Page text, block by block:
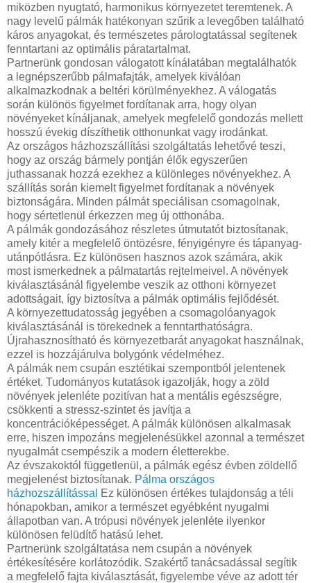
miközben nyugtató, harmonikus környezetet teremtenek. A
nagy levelű pálmák hatékonyan szűrik a levegőben található
káros anyagokat, és természetes párologtatással segítenek
fenntartani az optimális páratartalmat.
Partnerünk gondosan válogatott kínálatában megtalálhatók
a legnépszerűbb pálmafajták, amelyek kiválóan
alkalmazkodnak a beltéri körülményekhez. A válogatás
során különös figyelmet fordítanak arra, hogy olyan
növényeket kínáljanak, amelyek megfelelő gondozás mellett
hosszú évekig díszíthetik otthonunkat vagy irodánkat.
Az országos házhozszállítási szolgáltatás lehetővé teszi,
hogy az ország bármely pontján élők egyszerűen
juthassanak hozzá ezekhez a különleges növényekhez. A
szállítás során kiemelt figyelmet fordítanak a növények
biztonságára. Minden pálmát speciálisan csomagolnak,
hogy sértetlenül érkezzen meg új otthonába.
A pálmák gondozásához részletes útmutatót biztosítanak,
amely kitér a megfelelő öntözésre, fényigényre és tápanyag-
utánpótlásra. Ez különösen hasznos azok számára, akik
most ismerkednek a pálmatartás rejtelmeivel. A növények
kiválasztásánál figyelembe veszik az otthoni környezet
adottságait, így biztosítva a pálmák optimális fejlődését.
A környezettudatosság jegyében a csomagolóanyagok
kiválasztásánál is törekednek a fenntarthatóságra.
Újrahasznosítható és környezetbarát anyagokat használnak,
ezzel is hozzájárulva bolygónk védelméhez.
A pálmák nem csupán esztétikai szempontból jelentenek
értéket. Tudományos kutatások igazolják, hogy a zöld
növények jelenléte pozitívan hat a mentális egészségre,
csökkenti a stressz-szintet és javítja a
koncentrációképességet. A pálmák különösen alkalmasak
erre, hiszen impozáns megjelenésükkel azonnal a természet
nyugalmát csempészik a modern életterekbe.
Az évszakoktól függetlenül, a pálmák egész évben zöldellő
megjelenést biztosítanak. Pálma országos
házhozszállítással
Ez különösen értékes tulajdonság a téli
hónapokban, amikor a természet egyébként nyugalmi
állapotban van. A trópusi növények jelenléte ilyenkor
különösen felüdítő hatású lehet.
Partnerünk szolgáltatása nem csupán a növények
értékesítésére korlátozódik. Szakértő tanácsadással segítik
a megfelelő fajta kiválasztását, figyelembe véve az adott tér